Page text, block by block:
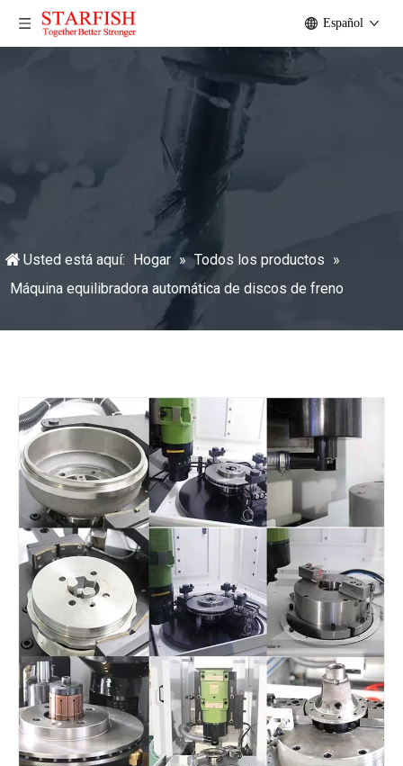
Español
Usted está aquí: Hogar » Todos los productos »
Máquina equilibradora automática de discos de freno